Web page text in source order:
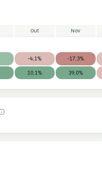
Out Nov
-4,1% -17,3%
10,1% 39,0%